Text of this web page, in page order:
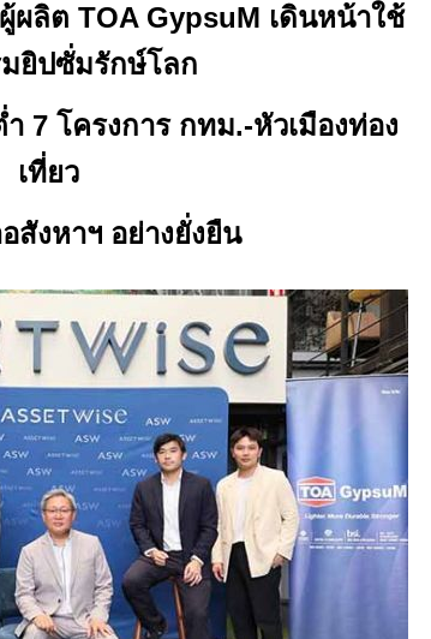
ผู้ผลิต TOA GypsuM เดินหน้าใช้
ยิปซั่มรักษ์โลก
ำ 7 โครงการ กทม.-หัวเมืองท่อง
เที่ยว
สังหาฯ อย่างยั่งยืน